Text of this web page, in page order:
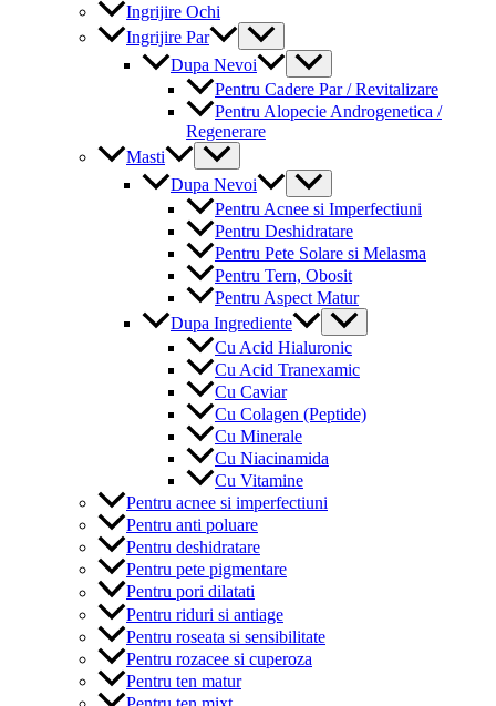
Ingrijire Ochi
Ingrijire Par
Menu
Toggle
Dupa Nevoi
Menu
Toggle
Pentru Cadere Par / Revitalizare
Pentru Alopecie Androgenetica /
Regenerare
Masti
Menu
Toggle
Dupa Nevoi
Menu
Toggle
Pentru Acnee si Imperfectiuni
Pentru Deshidratare
Pentru Pete Solare si Melasma
Pentru Tern, Obosit
Pentru Aspect Matur
Dupa Ingrediente
Menu
Toggle
Cu Acid Hialuronic
Cu Acid Tranexamic
Cu Caviar
Cu Colagen (Peptide)
Cu Minerale
Cu Niacinamida
Cu Vitamine
Pentru acnee si imperfectiuni
Pentru anti poluare
Pentru deshidratare
Pentru pete pigmentare
Pentru pori dilatati
Pentru riduri si antiage
Pentru roseata si sensibilitate
Pentru rozacee si cuperoza
Pentru ten matur